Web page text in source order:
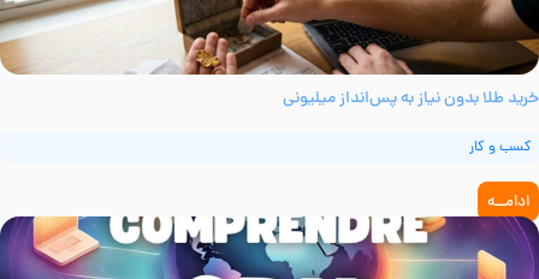
طلا بدون نیاز به پس‌انداز میلیونی
کسب و کار
ادامــه